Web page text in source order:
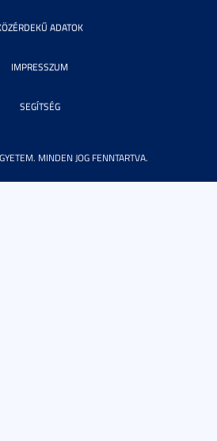
MINDEN JOG FENNTARTVA.
ADATOK
IMPRESSZUM
SEGÍTSÉG